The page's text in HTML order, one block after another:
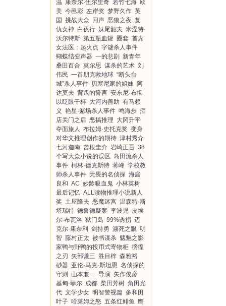
温 康奈尔·伍尔里奇 若竹七海 欧
美 今邑彩 左岸奖 梦野久作 英
国 挑战大众 回声 恶狼之夜 复
仇女神 白夜行 妹尾韶夫 米涅特·
沃尔特斯 第五瓶血罐 圈套 首席
女法医：起火点 字谜杀人事件
蝴蝶结变声器 一的悲剧
新青年
桑田百合 莫尔思 谋杀的艺术 刘
伟民 一首朋克救地球 “断头台
城”杀人事件 贝塞尼家的姐妹 阿
达莫夫 背叛的誓言 安东尼·布彻
以眨眼干杯 大河内善助 有马赖
义 艳星·赌场杀人事件 鸣海步 酒
店关门之后 恶搞推理 大冈升平
夺面旅人 布拉姆·史托克奖 变身
对华文推理创作的期待 津村秀介
七河迦南 曾根圭介 岩崎正吾 38
个写大众小说的误区 岛田流杀人
事件 柯林·德克斯特 蒋峰 学校教
师杀人事件 无畏的名侦探 海庭
良和 AC 妙龄吸血鬼 小林英树
最后记忆 ALL读物推理小说新人
奖 土屋隆夫 恶魔迷宫 温森特·斯
塔瑞特 德鲁德疑案 李波児 皮埃
尔·布瓦洛 狱门岛 99%诱拐 迈
克尔·康奈利
剑持勇 濒死之眼 明
智 藤村正太 被书谋杀 魑魅之影
家鸭与野鸭的投币式寄物柜 徬徨
之刃
矢部谦三 胜目梓 森雅裕
砂器 亚伦·马克·斯坦恩 名侦探的
守则
山本兼一 导演 矢作俊彦
基甸·菲尔 成都 柴田芳树 角田光
代 文学少女 明智警视篇 多和田
叶子 哈莱姆之怒 五条红鲱鱼 鹰